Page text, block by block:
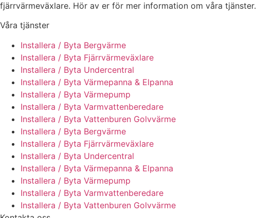
fjärrvärmeväxlare. Hör av er för mer information om våra tjänster.
Våra tjänster
Installera / Byta Bergvärme
Installera / Byta Fjärrvärmeväxlare
Installera / Byta Undercentral
Installera / Byta Värmepanna & Elpanna
Installera / Byta Värmepump
Installera / Byta Varmvattenberedare
Installera / Byta Vattenburen Golvvärme
Installera / Byta Bergvärme
Installera / Byta Fjärrvärmeväxlare
Installera / Byta Undercentral
Installera / Byta Värmepanna & Elpanna
Installera / Byta Värmepump
Installera / Byta Varmvattenberedare
Installera / Byta Vattenburen Golvvärme